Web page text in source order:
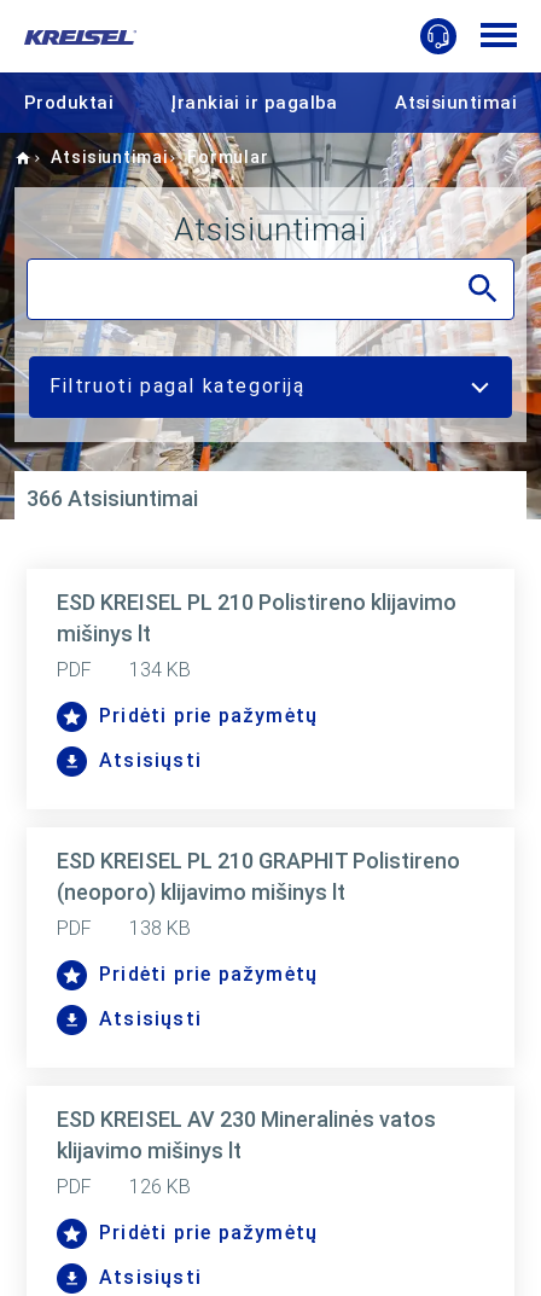
Produktai Įrankiai ir pagalba Atsisiuntimai
Home
Atsisiuntimai Formular
Atsisiuntimai
Filtruoti pagal kategoriją
366 Atsisiuntimai
ESD KREISEL PL 210 Polistireno klijavimo
mišinys lt
PDF
134 KB
Pridėti prie pažymėtų
Atsisiųsti
ESD KREISEL PL 210 GRAPHIT Polistireno
(neoporo) klijavimo mišinys lt
PDF
138 KB
Pridėti prie pažymėtų
Atsisiųsti
ESD KREISEL AV 230 Mineralinės vatos
klijavimo mišinys lt
PDF
126 KB
Pridėti prie pažymėtų
Atsisiųsti